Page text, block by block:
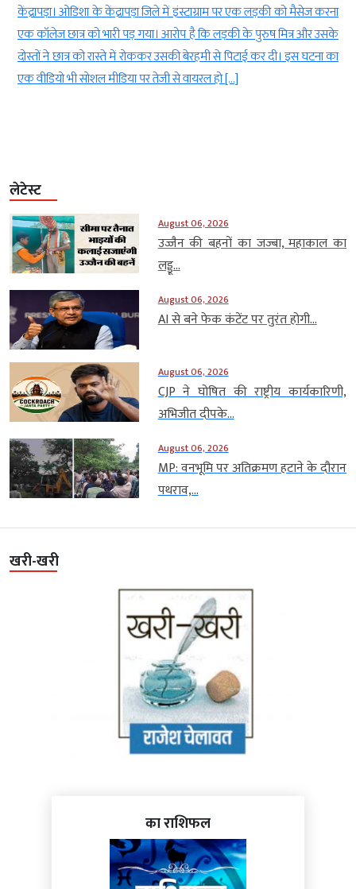
केंद्रापड़ा। ओडिशा के केंद्रापड़ा जिले में इंस्टाग्राम पर एक लड़की को मैसेज करना
एक कॉलेज छात्र को भारी पड़ गया। आरोप है कि लड़की के पुरुष मित्र और उसके
दोस्तों ने छात्र को रास्ते में रोककर उसकी बेरहमी से पिटाई कर दी। इस घटना का
एक वीडियो भी सोशल मीडिया पर तेजी से वायरल हो […]
लेटेस्ट
August 06, 2026
उज्जैन की बहनों का जज्बा, महाकाल का
लड्डू...
August 06, 2026
AI से बने फेक कंटेंट पर तुरंत होगी...
August 06, 2026
CJP ने घोषित की राष्ट्रीय कार्यकारिणी,
अभिजीत दीपके...
August 06, 2026
MP: वनभूमि पर अतिक्रमण हटाने के दौरान
पथराव,...
खरी-खरी
का राशिफल